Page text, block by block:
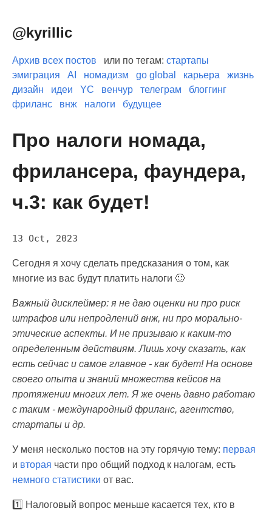
@kyrillic
Архив всех постов или по тегам: стартапы
эмиграция
AI номадизм go global карьера
жизнь
дизайн
идеи YC венчур телеграм
блоггинг
фриланс
внж налоги будущее
Про налоги номада,
фрилансера, фаундера,
ч.3: как будет!
13 Oct, 2023
Сегодня я хочу сделать предсказания о том, как
многие из вас будут платить налоги 🙂
Важный дисклеймер: я не даю оценки ни про риск
штрафов или непродлений внж, ни про морально-
этические аспекты. И не призываю к каким-то
определенным действиям. Лишь хочу сказать, как
есть сейчас и самое главное - как будет! На основе
своего опыта и знаний множества кейсов на
протяжении многих лет. Я же очень давно работаю
с таким - международный фриланс, агентство,
стартапы и др.
У меня несколько постов на эту горячую тему: первая
и вторая части про общий подход к налогам, есть
немного статистики от вас.
1️⃣ Налоговый вопрос меньше касается тех, кто в